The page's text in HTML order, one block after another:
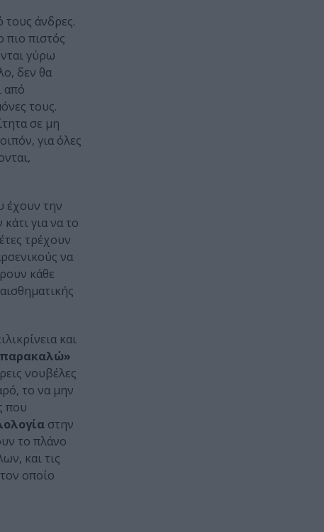
τους άνδρες.
πιο πιστός
γύρω
δεν θα
από
τους.
σε μη
για όλες
έχουν την
για να το
τρέχουν
να
κάθε
και
παρακαλώ»
νουβέλες
το να μην
που
στην
το πλάνο
και τις
οποίο